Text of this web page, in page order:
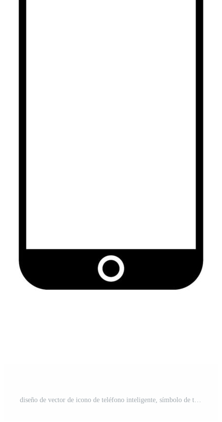
diseño de vector de icono de teléfono inteligente, símbolo de teléfono Vector Gratis